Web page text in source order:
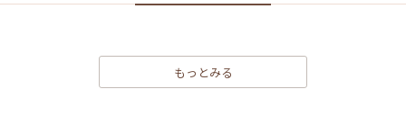
もっとみる